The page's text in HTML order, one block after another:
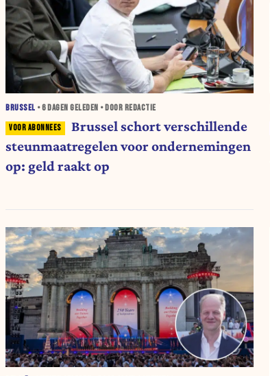
BRUSSEL •6 DAGEN GELEDEN • DOOR REDACTIE
Brussel schort verschillende
steunmaatregelen voor ondernemingen
op: geld raakt op